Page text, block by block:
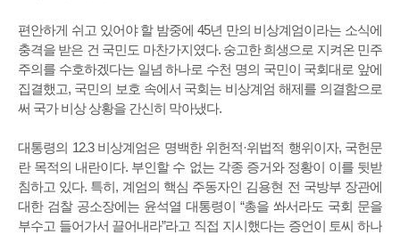
편안하게 쉬고 있어야 할 밤중에 45년 만의 비상계엄이라는 소식에
충격을 받은 건 국민도 마찬가지였다. 숭고한 희생으로 지켜온 민주
주의를 수호하겠다는 일념 하나로 수천 명의 국민이 국회대로 앞에
집결했고, 국민의 보호 속에서 국회는 비상계엄 해제를 의결함으로
써 국가 비상 상황을 간신히 막아냈다.
대통령의 12.3 비상계엄은 명백한 위헌적·위법적 행위이자, 국헌문
란 목적의 내란이다. 부인할 수 없는 각종 증거와 정황이 이를 뒷받
침하고 있다. 특히, 계엄의 핵심 주동자인 김용현 전 국방부 장관에
대한 검찰 공소장에는 윤석열 대통령이 “총을 쏴서라도 국회 문을
부수고 들어가서 끌어내라”라고 직접 지시했다는 증언이 토씨 하나